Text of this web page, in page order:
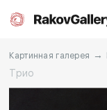
Картинная галерея →
Трио